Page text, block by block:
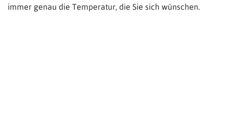
immer genau die Temperatur, die Sie sich wünschen.